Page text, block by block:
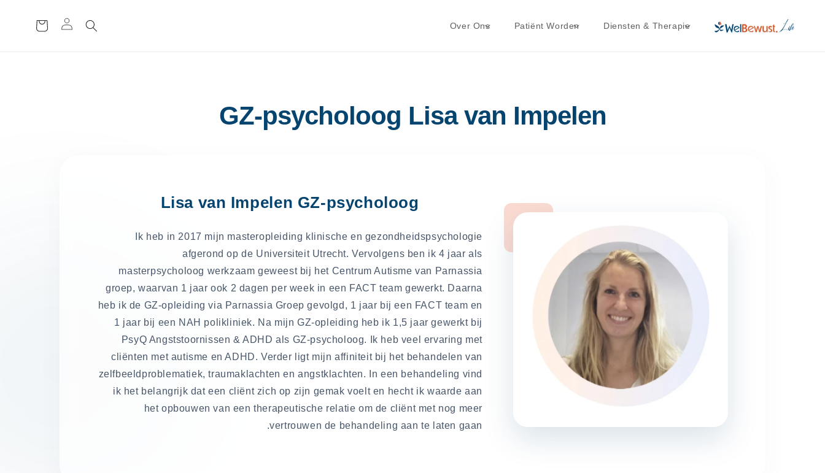
المحتوى
Diensten & Therapie
Patiënt Worden
Over Ons
ال
GZ-psycholoog Lisa van Impelen
Lisa van Impelen GZ-psycholoog
Ik heb in 2017 mijn masteropleiding klinische en gezondheidspsychologie
afgerond op de Universiteit Utrecht. Vervolgens ben ik 4 jaar als
masterpsycholoog werkzaam geweest bij het Centrum Autisme van Parnassia
groep, waarvan 1 jaar ook 2 dagen per week in een FACT team gewerkt. Daarna
heb ik de GZ-opleiding via Parnassia Groep gevolgd, 1 jaar bij een FACT team en
1 jaar bij een NAH polikliniek. Na mijn GZ-opleiding heb ik 1,5 jaar gewerkt bij
PsyQ Angststoornissen & ADHD als GZ-psycholoog. Ik heb veel ervaring met
cliënten met autisme en ADHD. Verder ligt mijn affiniteit bij het behandelen van
zelfbeeldproblematiek, traumaklachten en angstklachten. In een behandeling vind
ik het belangrijk dat een cliënt zich op zijn gemak voelt en hecht ik waarde aan
het opbouwen van een therapeutische relatie om de cliënt met nog meer
vertrouwen de behandeling aan te laten gaan.